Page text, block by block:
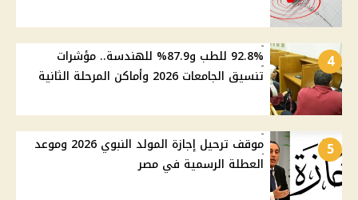
4
92.8% للطب و87.9% للهندسة.. مؤشرات
تنسيق الجامعات 2026 وأماكن المرحلة الثانية
5
موقف ترحيل إجازة المولد النبوي 2026 وموعد
العطلة الرسمية في مصر